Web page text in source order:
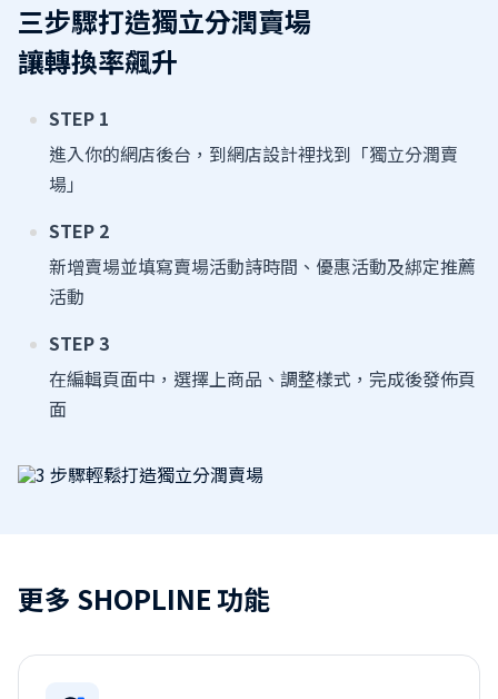
三步驟打造獨立分潤賣場
讓轉換率飆升
STEP 1
進入你的網店後台，到網店設計裡找到「獨立分潤賣
場」
STEP 2
新增賣場並填寫賣場活動詩時間、優惠活動及綁定推薦
活動
STEP 3
在編輯頁面中，選擇上商品、調整樣式，完成後發佈頁
面
更多 SHOPLINE 功能